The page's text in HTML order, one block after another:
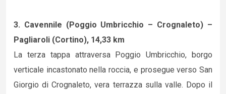
3. Cavennile (Poggio Umbricchio – Crognaleto) –
Pagliaroli (Cortino), 14,33 km
La terza tappa attraversa Poggio Umbricchio, borgo
verticale incastonato nella roccia, e prosegue verso San
Giorgio di Crognaleto, vera terrazza sulla valle. Dopo il